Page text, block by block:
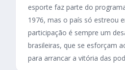
esporte faz parte do
1976, mas o país só estreou
participação é sempre um
brasileiras, que se esforçam
para arrancar a vitória das